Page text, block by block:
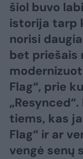
šiol buvo
istorija tarp
norisi
bet priešais
Flag“, prie
tiems, kas
Flag“ ir ar
vengė senų